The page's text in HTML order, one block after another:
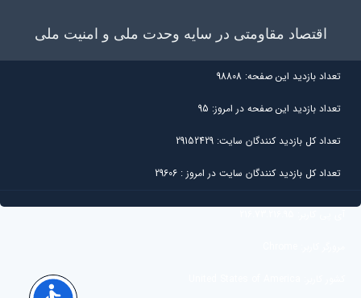
اقتصاد مقاومتی در سایه وحدت ملی و امنیت ملی
تعداد بازديد اين صفحه: 98808
تعداد بازديد اين صفحه در امروز: 95
تعداد کل بازديد کنندگان سايت: 29152429
تعداد کل بازديد کنندگان سایت در امروز : 29606